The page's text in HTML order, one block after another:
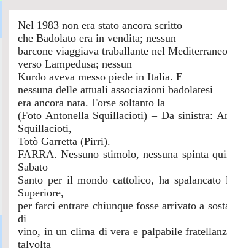
Nel 1983 non era stato ancora scritto
che Badolato era in vendita; nessun
barcone viaggiava traballante nel Mediterraneo
verso Lampedusa; nessun
Kurdo aveva messo piede in Italia. E
nessuna delle attuali associazioni badolatesi
era ancora nata. Forse soltanto la
(Foto Antonella Squillacioti) – Da sinistra:
Squillacioti,
Totò Garretta (Pirri).
FARRA. Nessuno stimolo, nessuna spinta
Sabato
Santo per il mondo cattolico, ha
Superiore,
per farci entrare chiunque fosse arrivato a
di
vino, in un clima di vera e palpabile
talvolta